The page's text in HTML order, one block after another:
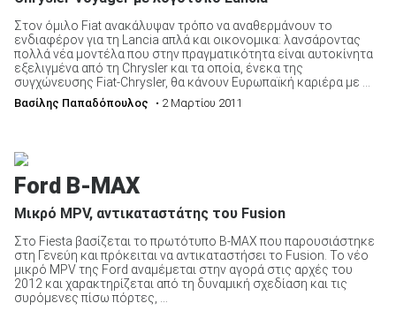
Στον όμιλο Fiat ανακάλυψαν τρόπο να αναθερμάνουν το
ενδιαφέρον για τη Lancia απλά και οικονομικα: λανσάροντας
πολλά νέα μοντέλα που στην πραγματικότητα είναι αυτοκίνητα
εξελιγμένα από τη Chrysler και τα οποία, ένεκα της
συγχώνευσης Fiat-Chrysler, θα κάνουν Ευρωπαϊκή καριέρα με ...
Βασίλης Παπαδόπουλος • 2 Μαρτίου 2011
Ford B-MAX
Μικρό MPV, αντικαταστάτης του Fusion
Στο Fiesta βασίζεται το πρωτότυπο Β-ΜΑΧ που παρουσιάστηκε
στη Γενεύη και πρόκειται να αντικαταστήσει το Fusion. Το νέο
μικρό MPV της Ford αναμέμεται στην αγορά στις αρχές του
2012 και χαρακτηρίζεται από τη δυναμική σχεδίαση και τις
συρόμενες πίσω πόρτες, ...